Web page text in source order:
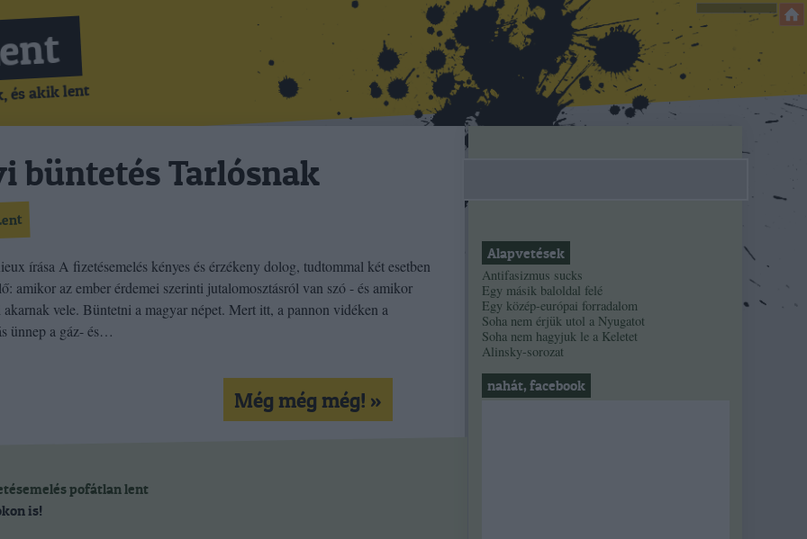
és akik lent
büntetés Tarlósnak
írása A fizetésemelés kényes és érzékeny dolog, tudtommal két esetben
amikor az ember érdemei szerinti jutalomosztásról van szó - és amikor
akarnak vele. Büntetni a magyar népet. Mert itt, a pannon vidéken a
ünnep a gáz- és…
Még még még! »
pofátlanlent
is!
Alapvetések
Antifasizmus sucks
Egy másik baloldal felé
Egy közép-európai forradalom
Soha nem érjük utol a Nyugatot
Soha nem hagyjuk le a Keletet
Alinsky-sorozat
nahát, facebook